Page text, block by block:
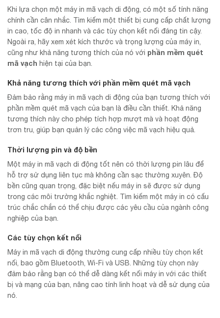
Khi lựa chọn một máy in mã vạch di động, có một số tính năng
chính cần cân nhắc. Tìm kiếm một thiết bị cung cấp chất lượng
in cao, tốc độ in nhanh và các tùy chọn kết nối đáng tin cậy.
Ngoài ra, hãy xem xét kích thước và trọng lượng của máy in,
cũng như khả năng tương thích của nó với phần mềm quét
mã vạch hiện tại của bạn.
Khả năng tương thích với phần mềm quét mã vạch
Đảm bảo rằng máy in mã vạch di động của bạn tương thích với
phần mềm quét mã vạch của bạn là điều cần thiết. Khả năng
tương thích này cho phép tích hợp mượt mà và hoạt động
trơn tru, giúp bạn quản lý các công việc mã vạch hiệu quả.
Thời lượng pin và độ bền
Một máy in mã vạch di động tốt nên có thời lượng pin lâu để
hỗ trợ sử dụng liên tục mà không cần sạc thường xuyên. Độ
bền cũng quan trọng, đặc biệt nếu máy in sẽ được sử dụng
trong các môi trường khắc nghiệt. Tìm kiếm một máy in có cấu
trúc chắc chắn có thể chịu được các yêu cầu của ngành công
nghiệp của bạn.
Các tùy chọn kết nối
Máy in mã vạch di động thường cung cấp nhiều tùy chọn kết
nối, bao gồm Bluetooth, Wi-Fi và USB. Những tùy chọn này
đảm bảo rằng bạn có thể dễ dàng kết nối máy in với các thiết
bị và mạng của bạn, nâng cao tính linh hoạt và dễ sử dụng của
nó.